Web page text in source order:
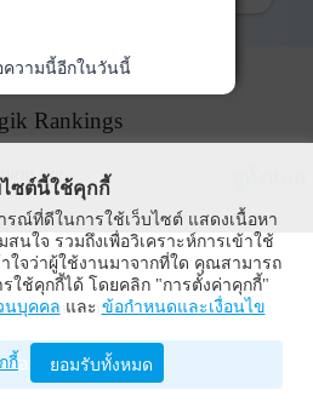
Rankings
System Limited
แอป WealthMagik
ความนี้อีกในวันนี้
ไซต์นี้ใช้คุกกี้
รณ์ที่ดีในการใช้เว็บไซต์ แสดงเนื้อหา
นใจ รวมถึงเพื่อวิเคราะห์การเข้าใช้
ใจว่าผู้ใช้งานมาจากที่ใด คุณสามารถ
ใช้คุกกี้ได้ โดยคลิก "การตั้งค่าคุกกี้"
นบุคคล และ ข้อกำหนดและเงื่อนไข
กี้ ยอมรับทั้งหมด